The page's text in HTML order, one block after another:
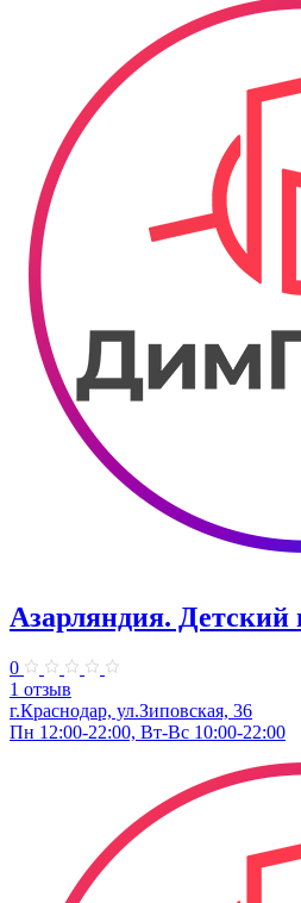
Азарляндия. ​Детский
0
1 отзыв
г.Краснодар, ул.Зиповская, 36
Пн 12:00-22:00, Вт-Вс 10:00-22:00